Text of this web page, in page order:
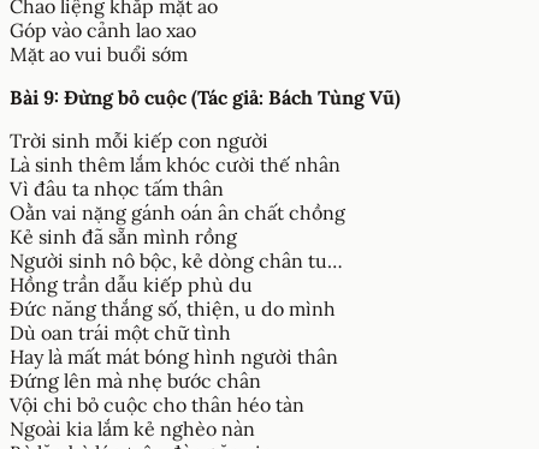
Chao liệng khắp mặt ao
Góp vào cảnh lao xao
Mặt ao vui buổi sớm
Bài 9: Đừng bỏ cuộc (Tác giả: Bách Tùng Vũ)
Trời sinh mỗi kiếp con người
Là sinh thêm lắm khóc cười thế nhân
Vì đâu ta nhọc tấm thân
Oằn vai nặng gánh oán ân chất chồng
Kẻ sinh đã sẵn mình rồng
Người sinh nô bộc, kẻ dòng chân tu…
Hồng trần dẫu kiếp phù du
Đức năng thắng số, thiện, u do mình
Dù oan trái một chữ tình
Hay là mất mát bóng hình người thân
Đứng lên mà nhẹ bước chân
Vội chi bỏ cuộc cho thân héo tàn
Ngoài kia lắm kẻ nghèo nàn